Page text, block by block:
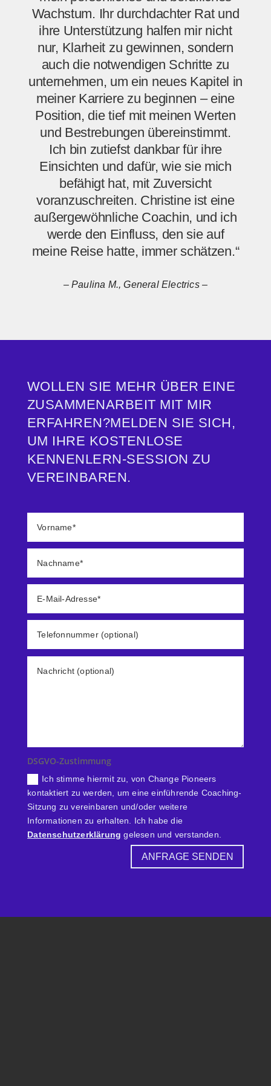
Wachstum. Ihr durchdachter Rat und
ihre Unterstützung halfen mir nicht
nur, Klarheit zu gewinnen, sondern
auch die notwendigen Schritte zu
unternehmen, um ein neues Kapitel in
meiner Karriere zu beginnen – eine
Position, die tief mit meinen Werten
und Bestrebungen übereinstimmt.
Ich bin zutiefst dankbar für ihre
Einsichten und dafür, wie sie mich
befähigt hat, mit Zuversicht
voranzuschreiten. Christine ist eine
außergewöhnliche Coachin, und ich
werde den Einfluss, den sie auf
meine Reise hatte, immer schätzen.“
– Paulina M., General Electrics –
WOLLEN SIE MEHR ÜBER EINE
ZUSAMMENARBEIT MIT MIR
ERFAHREN?MELDEN SIE SICH,
UM IHRE KOSTENLOSE
KENNENLERN-SESSION ZU
VEREINBAREN.
DSGVO-Zustimmung
Ich stimme hiermit zu, von Change Pioneers
kontaktiert zu werden, um eine einführende Coaching-
Sitzung zu vereinbaren und/oder weitere
Informationen zu erhalten. Ich habe die
Datenschutzerklärung gelesen und verstanden.
ANFRAGE SENDEN